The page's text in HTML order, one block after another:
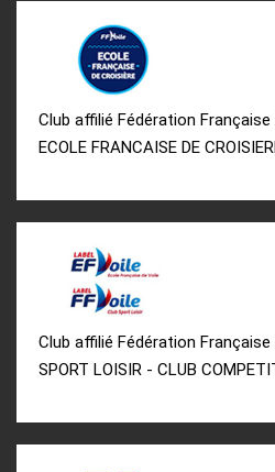
Club affilié Fédération
ECOLE FRANCAISE DE
Club affilié Fédération Française
SPORT LOISIR - CLUB